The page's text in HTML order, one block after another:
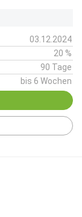
03.12.2024
20 %
90 Tage
bis 6 Wochen